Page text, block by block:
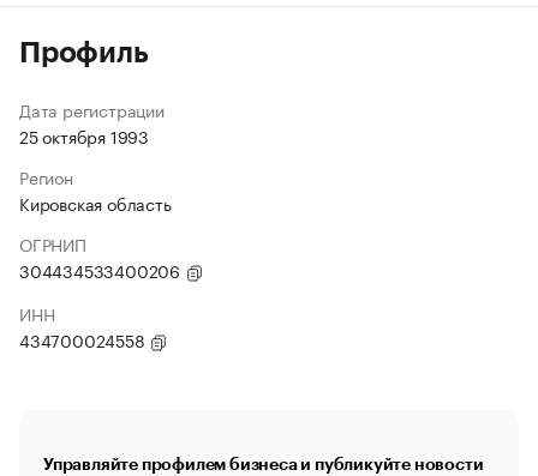
Профиль
Дата регистрации
25 октября 1993
Регион
Кировская область
ОГРНИП
304434533400206
ИНН
434700024558
Управляйте профилем бизнеса и публикуйте новости